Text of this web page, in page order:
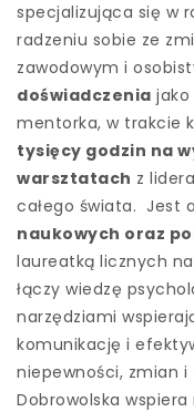
specjalizująca się w
radzeniu sobie ze
zawodowym i
doświadczenia
mentorka, w trakcie
tysięcy godzin na
warsztatach z
całego świata. Jest
naukowych oraz
laureatką licznych
łączy wiedzę
narzędziami
komunikację i
niepewności, zmian
Dobrowolska